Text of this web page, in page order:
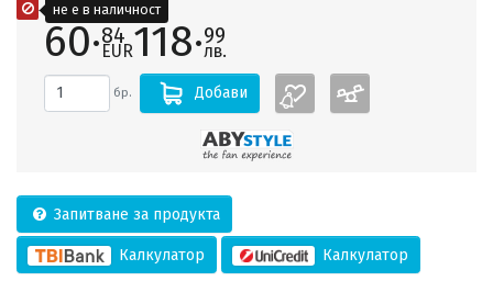
60·84
EUR118·99
лв.
бр. Добави
Запитване за продукта
Калкулатор Калкулатор
не е в наличност